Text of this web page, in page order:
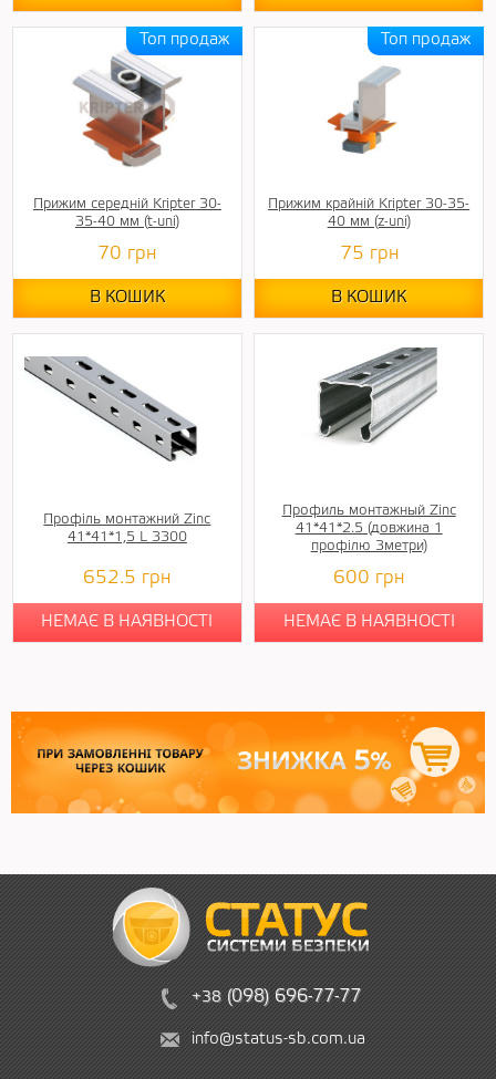
Прижим середній Kripter 30-
35-40 мм (t-uni)
70 грн
В КОШИК
Прижим крайній Kripter 30-35-
40 мм (z-uni)
75 грн
В КОШИК
Профіль монтажний Zinc
41*41*1,5 L 3300
652.5 грн
НЕМАЄ В НАЯВНОСТІ
Профиль монтажный Zinc
41*41*2.5 (довжина 1
профілю 3метри)
600 грн
НЕМАЄ В НАЯВНОСТІ
+38(098)696-77-77
info@status-sb.com.ua